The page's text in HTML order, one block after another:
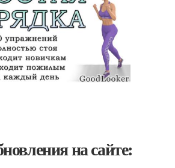
на сайте: